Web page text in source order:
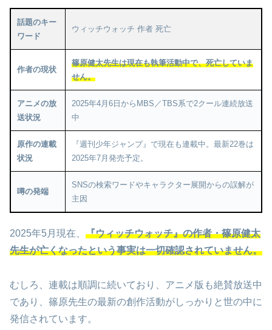
話題のキー
ワード
ウィッチウォッチ 作者 死亡
作者の現状
篠原健太先生は現在も執筆活動中で、死亡していま
せん。
アニメの放
送状況
2025年4月6日からMBS／TBS系で2クール連続放送
中
原作の連載
状況
『週刊少年ジャンプ』で現在も連載中。最新22巻は
2025年7月発売予定。
噂の発端
SNSの検索ワードやキャラクター展開からの誤解が
主因
2025年5月現在、 『ウィッチウォッチ』の作者・篠原健太
先生が亡くなったという事実は一切確認されていません。
むしろ、連載は順調に続いており、アニメ版も絶賛放送中
であり、篠原先生の最新の創作活動がしっかりと世の中に
発信されています。